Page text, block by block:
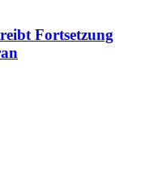
Fortsetzung